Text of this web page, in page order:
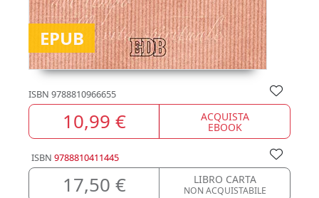
EPUB
ISBN 9788810966655
10,99 € ACQUISTA
EBOOK
ISBN 9788810411445
17,50 € LIBRO CARTA
NON ACQUISTABILE